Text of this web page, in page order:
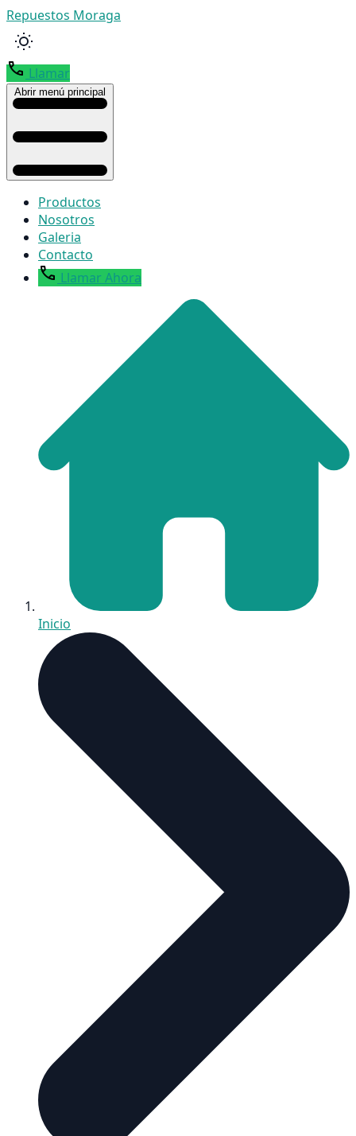
Repuestos Moraga
Llamar
Abrir menú principal
Productos
Nosotros
Galeria
Contacto
Llamar Ahora
Inicio